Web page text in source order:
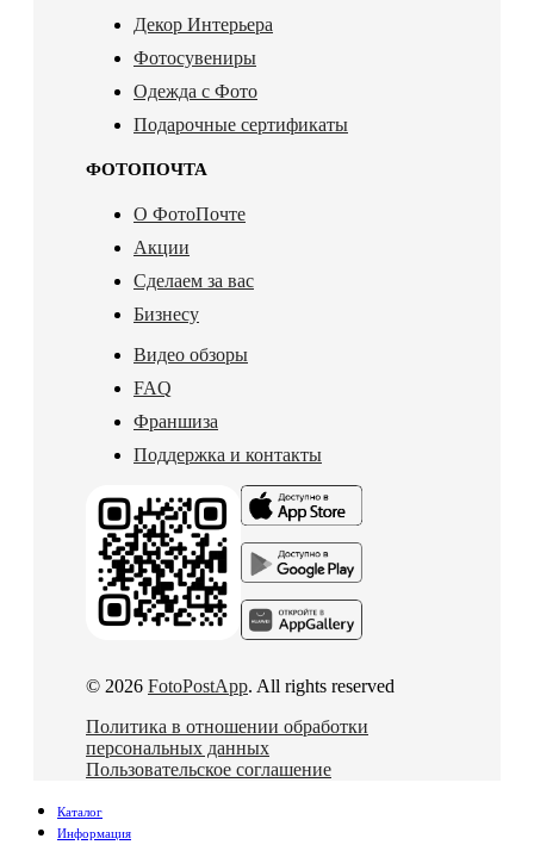
Декор Интерьера
Фотосувениры
Одежда с Фото
Подарочные сертификаты
ФОТОПОЧТА
О ФотоПочте
Акции
Сделаем за вас
Бизнесу
Видео обзоры
FAQ
Франшиза
Поддержка и контакты
© 2026 FotoPostApp. All rights reserved
Политика в отношении обработки
персональных данных
Пользовательское соглашение
Каталог
Информация